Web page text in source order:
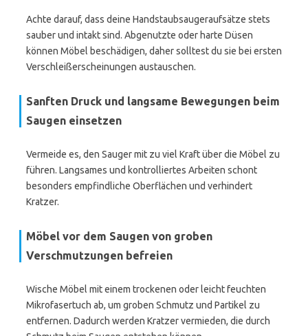
Achte darauf, dass deine Handstaubsaugeraufsätze stets
sauber und intakt sind. Abgenutzte oder harte Düsen
können Möbel beschädigen, daher solltest du sie bei ersten
Verschleißerscheinungen austauschen.
Sanften Druck und langsame Bewegungen beim
Saugen einsetzen
Vermeide es, den Sauger mit zu viel Kraft über die Möbel zu
führen. Langsames und kontrolliertes Arbeiten schont
besonders empfindliche Oberflächen und verhindert
Kratzer.
Möbel vor dem Saugen von groben
Verschmutzungen befreien
Wische Möbel mit einem trockenen oder leicht feuchten
Mikrofasertuch ab, um groben Schmutz und Partikel zu
entfernen. Dadurch werden Kratzer vermieden, die durch